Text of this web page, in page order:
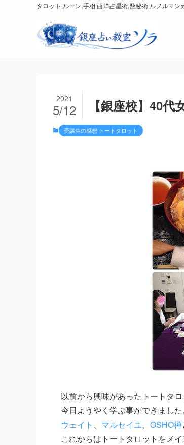
タロット,ルーン,手相,西洋占星術,数秘術,ルノルマ
【銀座校】40
2021
5/12
受講生の感想 トートタロット
以前から興味があったトートタロ
今日ようやく学ぶ事ができました
ウェイト 、 マルセイユ、 OSHO禅
これからはトートタロットをメ